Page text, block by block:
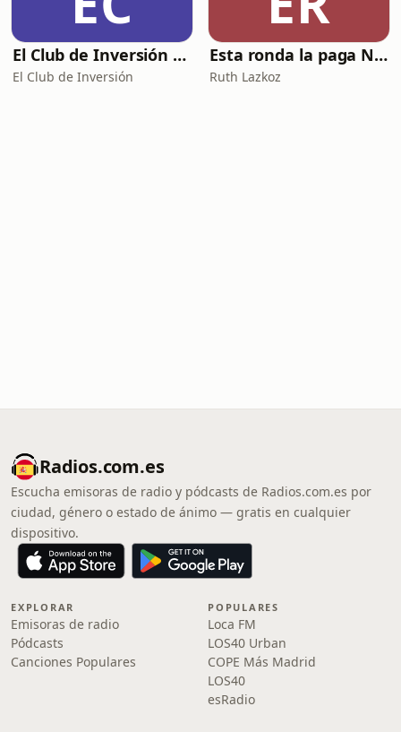
El Club de Inversión podcast
El Club de Inversión
Esta ronda la paga Newton
Ruth Lazkoz
Radios.com.es
Escucha emisoras de radio y pódcasts de Radios.com.es por
ciudad, género o estado de ánimo — gratis en cualquier
dispositivo.
EXPLORAR
Emisoras de radio
Pódcasts
Canciones Populares
POPULARES
Loca FM
LOS40 Urban
COPE Más Madrid
LOS40
esRadio